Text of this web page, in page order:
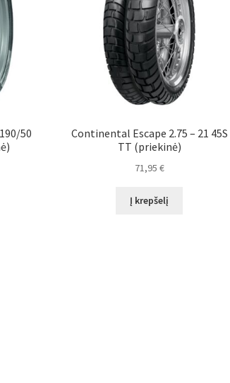
50
Continental Escape 2.75 – 21 45S
TT (priekinė)
71,95 €
Į krepšelį